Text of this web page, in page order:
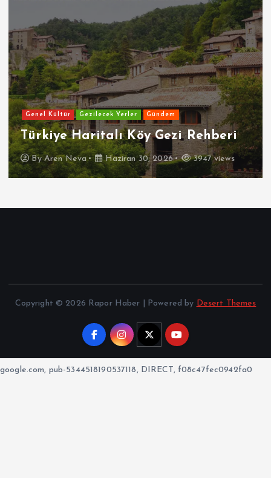
Genel Kültür Gezilecek Yerler Gündem
Türkiye Haritalı Köy Gezi Rehberi
ByAren Neva Haziran 30, 2026 3947 views
Copyright © 2026 Rapor Haber | Powered by Desert Themes
google.com, pub-5344518190537118, DIRECT, f08c47fec0942fa0